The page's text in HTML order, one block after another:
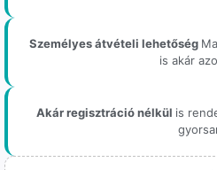
Személyes átvételi lehetőség
is akár
Akár regisztráció nélkül is